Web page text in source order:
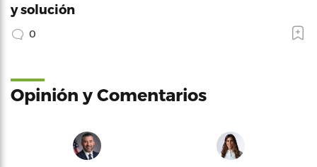
y solución
0
Opinión y Comentarios